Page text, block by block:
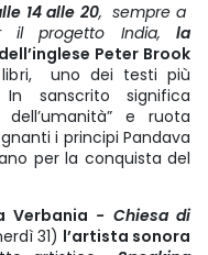
14 alle 20, sempre a
progetto India,la
dell’inglese Peter Brook
uno dei testi più
sanscrito significa
e ruota
i principi Pandava
per la conquista del
Verbania - Chiesa di
31) l’artista sonora